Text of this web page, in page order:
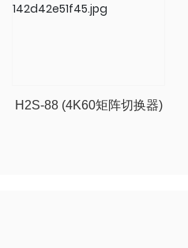
H2S-88 (4K60矩阵切换器)